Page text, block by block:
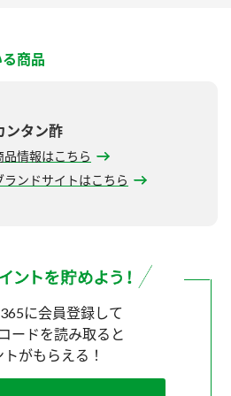
商品
ンタン酢
品情報はこちら
ランドサイトはこちら
に会員登録して
ードを読み取ると
がもらえる！